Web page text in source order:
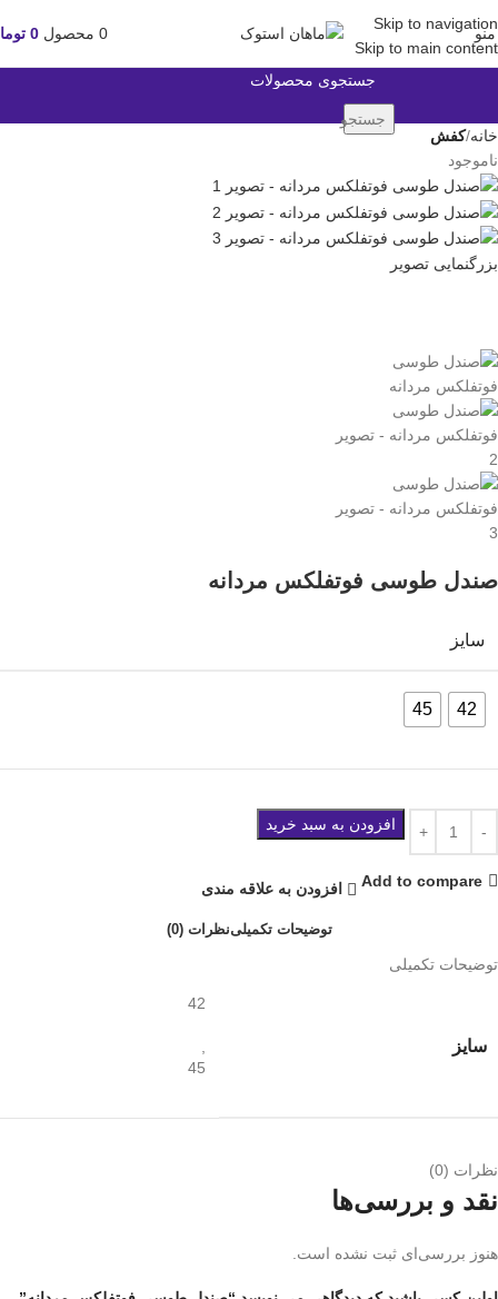
Skip to navigation
Skip to main content
منو 0 محصول 0
جستجو
خانه کفش
ناموجود
بزرگنمایی تصویر
صندل طوسی فوتفلکس مردانه
سایز
42
45
افزودن به سبد خرید
Add to compare افزودن به علاقه مندی
توضیحات تکمیلینظرات (0)
توضیحات تکمیلی
سایز
42
45
نظرات (0)
نقد و بررسی‌ها
هنوز بررسی‌ای ثبت نشده است.